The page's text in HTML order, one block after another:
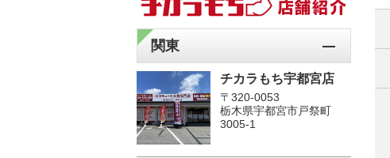
関東
チカラもち宇都宮店
〒320-0053
栃木県宇都宮市戸祭町
3005-1